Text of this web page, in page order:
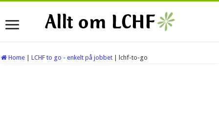
Home LCHF to go - enkelt på jobbet lchf-to-go